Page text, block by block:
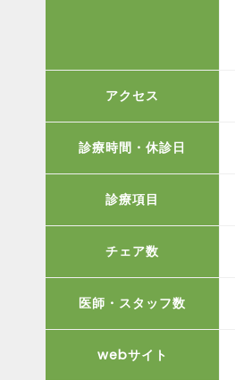
アクセス
診療時間・休診日
診療項目
チェア数
医師・スタッフ数
webサイト